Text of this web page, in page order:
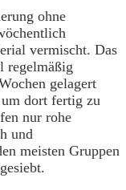
ohne
vermischt. Das
regelmäßig
gelagert
dort fertig zu
nur rohe
und
meisten Gruppen